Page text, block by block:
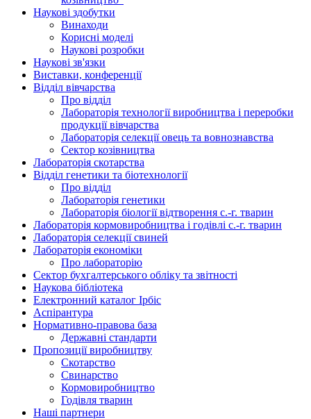
Наукові здобутки
Винаходи
Корисні моделі
Наукові розробки
Наукові зв'язки
Виставки, конференції
Відділ вівчарства
Про відділ
Лабораторія технології виробництва і переробки
продукції вівчарства
Лабораторія селекції овець та вовнознавства
Сектор козівництва
Лабораторія скотарства
Відділ генетики та біотехнології
Про відділ
Лабораторія генетики
Лабораторія біології відтворення с.-г. тварин
Лабораторія кормовиробництва і годівлі с.-г. тварин
Лабораторія селекції свиней
Лабораторія економіки
Про лабораторію
Сектор бухгалтерського обліку та звітності
Наукова бібліотека
Електронний каталог Iрбiс
Аспірантура
Нормативно-правова база
Державні стандарти
Пропозиції виробництву
Скотарство
Свинарство
Кормовиробництво
Годівля тварин
Наші партнери